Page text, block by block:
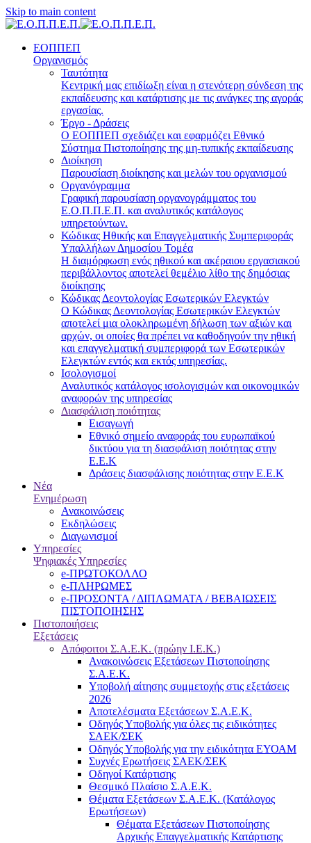
Skip to main content
ΕΟΠΠΕΠ
Οργανισμός
Ταυτότητα
Κεντρική μας επιδίωξη είναι η στενότερη σύνδεση της
εκπαίδευσης και κατάρτισης με τις ανάγκες της αγοράς
εργασίας.
Έργο - Δράσεις
Ο ΕΟΠΠΕΠ σχεδιάζει και εφαρμόζει Eθνικό
Σύστημα Πιστοποίησης της μη-τυπικής εκπαίδευσης
Διοίκηση
Παρουσίαση διοίκησης και μελών του οργανισμού
Οργανόγραμμα
Γραφική παρουσίαση οργανογράμματος του
Ε.Ο.Π.Π.Ε.Π. και αναλυτικός κατάλογος
υπηρετούντων.
Κώδικας Ηθικής και Επαγγελματικής Συμπεριφοράς
Υπαλλήλων Δημοσίου Τομέα
Η διαμόρφωση ενός ηθικού και ακέραιου εργασιακού
περιβάλλοντος αποτελεί θεμέλιο λίθο της δημόσιας
διοίκησης
Κώδικας Δεοντολογίας Εσωτερικών Ελεγκτών
Ο Κώδικας Δεοντολογίας Εσωτερικών Ελεγκτών
αποτελεί μια ολοκληρωμένη δήλωση των αξιών και
αρχών, οι οποίες θα πρέπει να καθοδηγούν την ηθική
και επαγγελματική συμπεριφορά των Εσωτερικών
Ελεγκτών εντός και εκτός υπηρεσίας.
Ισολογισμοί
Αναλυτικός κατάλογος ισολογισμών και οικονομικών
αναφορών της υπηρεσίας
Διασφάλιση ποιότητας
Εισαγωγή
Εθνικό σημείο αναφοράς του ευρωπαϊκού
δικτύου για τη διασφάλιση ποιότητας στην
Ε.Ε.Κ
Δράσεις διασφάλισης ποιότητας στην Ε.Ε.Κ
Νέα
Ενημέρωση
Ανακοινώσεις
Εκδηλώσεις
Διαγωνισμοί
Υπηρεσίες
Ψηφιακές Υπηρεσίες
e-ΠΡΩΤΟΚΟΛΛΟ
e-ΠΛΗΡΩΜΕΣ
e-ΠΡΟΣΟΝΤΑ / ΔΙΠΛΩΜΑΤΑ / ΒΕΒΑΙΩΣΕΙΣ
ΠΙΣΤΟΠΟΙΗΣΗΣ
Πιστοποιήσεις
Εξετάσεις
Απόφοιτοι Σ.Α.Ε.Κ. (πρώην Ι.Ε.Κ.)
Ανακοινώσεις Εξετάσεων Πιστοποίησης
Σ.Α.Ε.Κ.
Υποβολή αίτησης συμμετοχής στις εξετάσεις
2026
Αποτελέσματα Εξετάσεων Σ.Α.Ε.Κ.
Οδηγός Υποβολής για όλες τις ειδικότητες
ΣΑΕΚ/ΣΕΚ
Οδηγός Υποβολής για την ειδικότητα ΕΥΟΑΜ
Συχνές Ερωτήσεις ΣΑΕΚ/ΣΕΚ
Οδηγοί Κατάρτισης
Θεσμικό Πλαίσιο Σ.Α.Ε.Κ.
Θέματα Εξετάσεων Σ.Α.Ε.Κ. (Κατάλογος
Ερωτήσεων)
Θέματα Εξετάσεων Πιστοποίησης
Αρχικής Επαγγελματικής Κατάρτισης